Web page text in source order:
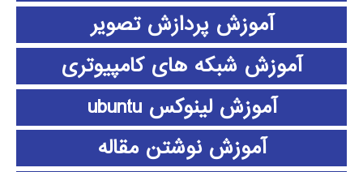
آموزش پردازش تصویر
آموزش شبکه های کامپیوتری
آموزش لینوکس ubuntu
آموزش نوشتن مقاله